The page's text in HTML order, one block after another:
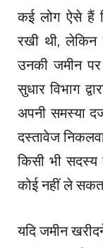
कई लोग ऐसे हैं
रखी थी,
उनकी जमीन
सुधार विभाग
अपनी समस्या
दस्तावेज
किसी भी सदस्य
कोई नहीं ले
यदि जमीन